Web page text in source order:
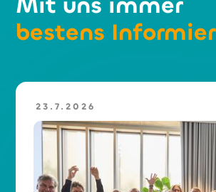
bestens
23.7.2026